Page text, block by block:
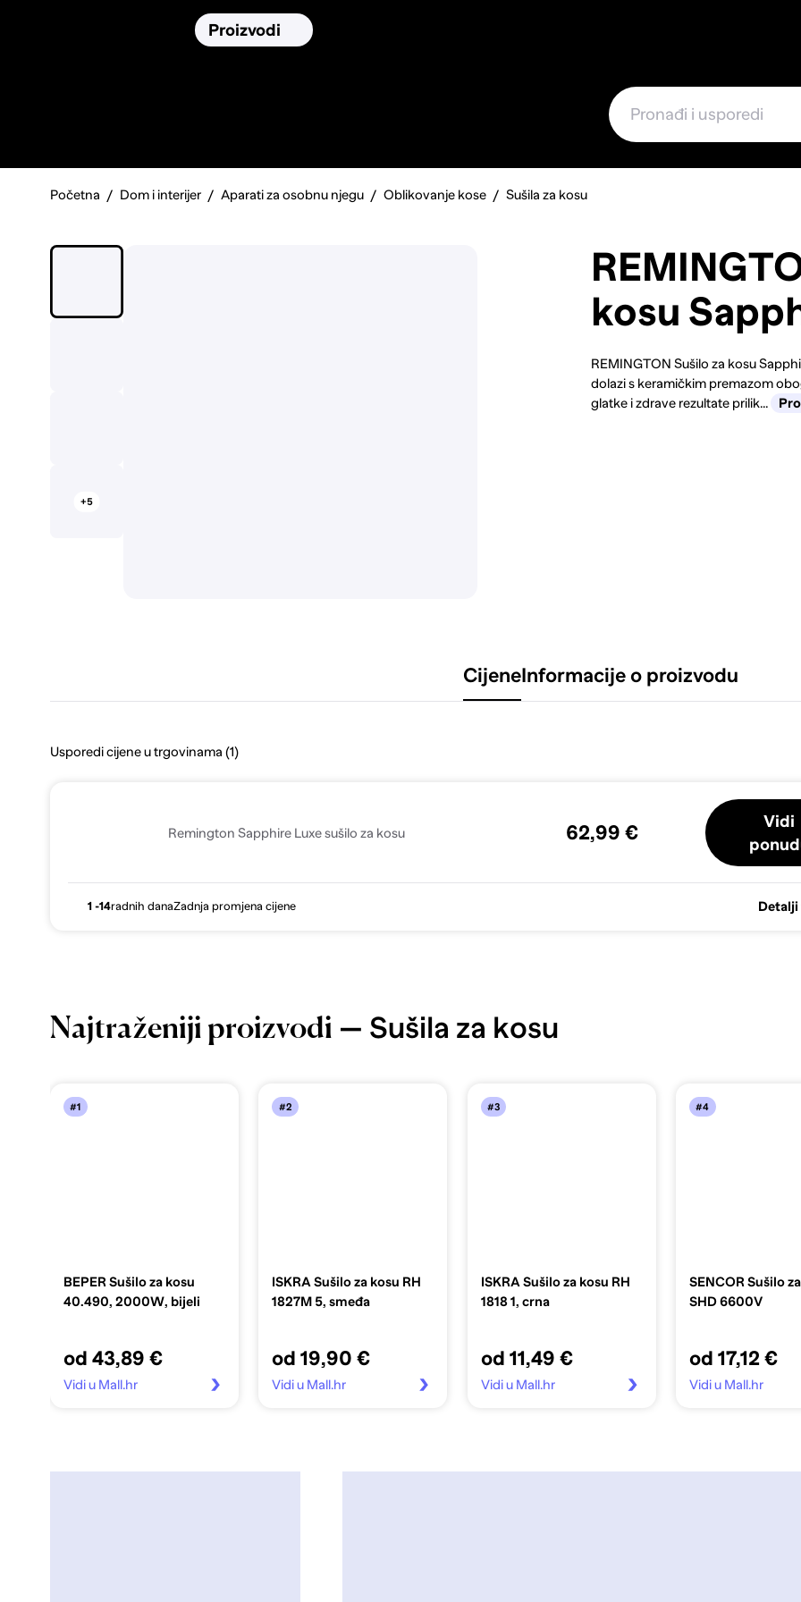
Proizvodi
Početna Dom i interijer Aparati za osobnu njegu Oblikovanje kose Sušila za kosu
+5
kosu
REMINGTON Sušilo za kosu
dolazi s keramičkim premazom
glatke i zdrave rezultate prilik...
CijeneInformacije o proizvodu
Usporedi cijene u trgovinama (1)
Remington Sapphire Luxe sušilo za kosu 62,99 €
Vidi
1 -14radnih danaZadnja promjena cijene
Najtraženiji proizvodi — Sušila za kosu
#1
BEPER Sušilo za kosu
40.490, 2000W, bijeli
od 43,89 €
Vidi u Mall.hr
#2
ISKRA Sušilo za kosu RH
1827M 5, smeđa
od 19,90 €
Vidi u Mall.hr
#3
ISKRA Sušilo za kosu RH
1818 1, crna
od 11,49 €
Vidi u Mall.hr
#4
SENCOR Sušilo
SHD 6600V
od 17,12 €
Vidi u Mall.hr